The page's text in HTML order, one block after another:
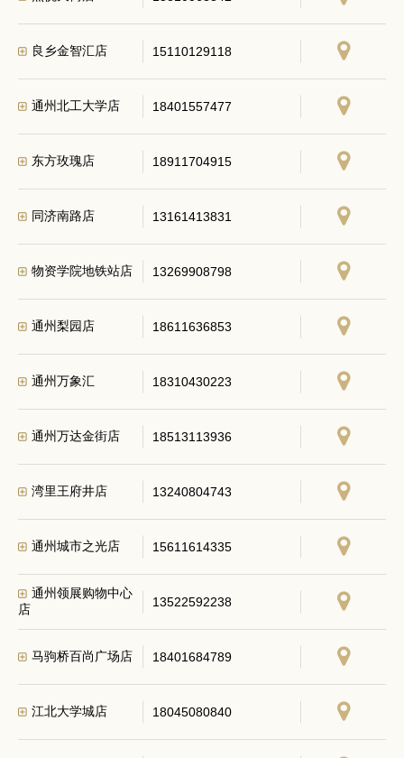
良乡金智汇店 15110129118
通州北工大学店 18401557477
东方玫瑰店 18911704915
同济南路店 13161413831
物资学院地铁站店 13269908798
通州梨园店 18611636853
通州万象汇 18310430223
通州万达金街店 18513113936
湾里王府井店 13240804743
通州城市之光店 15611614335
通州领展购物中心
店
13522592238
马驹桥百尚广场店 18401684789
江北大学城店 18045080840